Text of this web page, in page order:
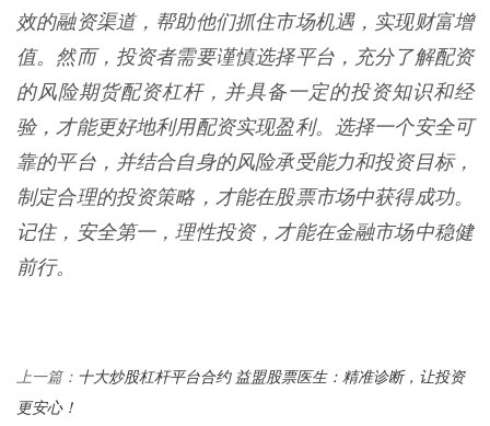
效的融资渠道，帮助他们抓住市场机遇，实现财富增
值。然而，投资者需要谨慎选择平台，充分了解配资
的风险期货配资杠杆，并具备一定的投资知识和经
验，才能更好地利用配资实现盈利。选择一个安全可
靠的平台，并结合自身的风险承受能力和投资目标，
制定合理的投资策略，才能在股票市场中获得成功。
记住，安全第一，理性投资，才能在金融市场中稳健
前行。
上一篇： 十大炒股杠杆平台合约 益盟股票医生：精准诊断，让投资
更安心！